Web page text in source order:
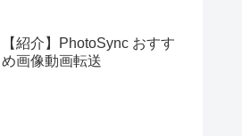
【紹介】PhotoSync おすす
め画像動画転送